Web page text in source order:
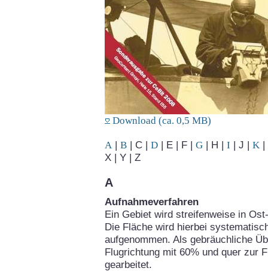
Download (ca. 0,5 MB)
A | B | C | D | E | F | G | H | I | J | K |
X | Y | Z
A
Aufnahmeverfahren
Ein Gebiet wird streifenweise in
Die Fläche wird hierbei
aufgenommen. Als gebräuchliche
Flugrichtung mit 60% und quer zur
gearbeitet.